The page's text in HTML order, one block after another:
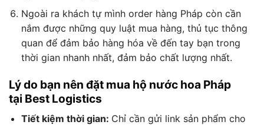
Ngoài ra khách tự mình order hàng Pháp còn cần
nắm được những quy luật mua hàng, thủ tục thông
quan để đảm bảo hàng hóa về đến tay bạn trong
thời gian nhanh nhất, đảm bảo chất lượng nhất.
Lý do bạn nên đặt mua hộ nước hoa Pháp
tại Best Logistics
Tiết kiệm thời gian: Chỉ cần gửi link sản phẩm cho